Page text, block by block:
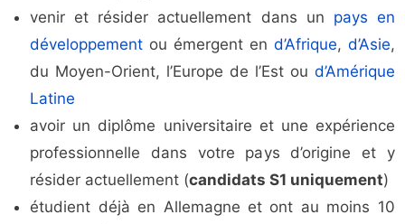
venir et résider actuellement dans un pays en
développement ou émergent en d’Afrique, d’Asie,
du Moyen-Orient, l’Europe de l’Est ou d’Amérique
Latine
avoir un diplôme universitaire et une expérience
professionnelle dans votre pays d’origine et y
résider actuellement (candidats S1 uniquement)
étudient déjà en Allemagne et ont au moins 10